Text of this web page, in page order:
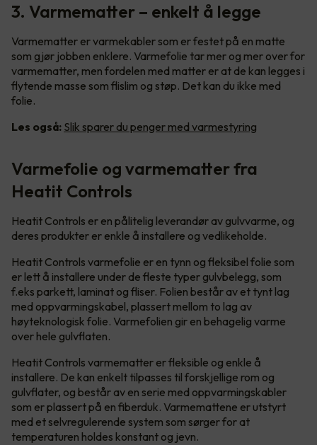
3. Varmematter – enkelt å legge
Varmematter er varmekabler som er festet på en matte
som gjør jobben enklere. Varmefolie tar mer og mer over for
varmematter, men fordelen med matter er at de kan legges i
flytende masse som flislim og støp. Det kan du ikke med
folie.
Les også: Slik sparer du penger med varmestyring
Varmefolie og varmematter fra
Heatit Controls
Heatit Controls er en pålitelig leverandør av gulvvarme, og
deres produkter er enkle å installere og vedlikeholde.
Heatit Controls varmefolie er en tynn og fleksibel folie som
er lett å installere under de fleste typer gulvbelegg, som
f.eks parkett, laminat og fliser. Folien består av et tynt lag
med oppvarmingskabel, plassert mellom to lag av
høyteknologisk folie. Varmefolien gir en behagelig varme
over hele gulvflaten.
Heatit Controls varmematter er fleksible og enkle å
installere. De kan enkelt tilpasses til forskjellige rom og
gulvflater, og består av en serie med oppvarmingskabler
som er plassert på en fiberduk. Varmemattene er utstyrt
med et selvregulerende system som sørger for at
temperaturen holdes konstant og jevn.